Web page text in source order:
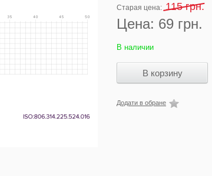
Старая цена: 115 грн.
Цена: 69 грн.
В наличии
Додати в обране